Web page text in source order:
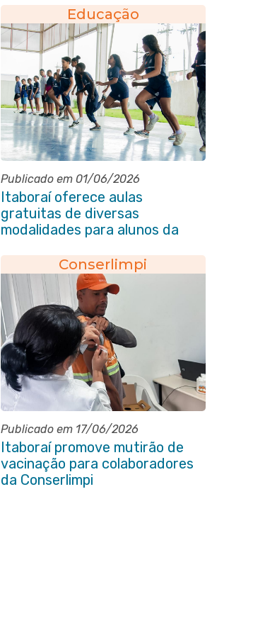
Educação
Publicado em 01/06/2026
Itaboraí oferece aulas
gratuitas de diversas
modalidades para alunos da
Conserlimpi
Publicado em 17/06/2026
Itaboraí promove mutirão de
vacinação para colaboradores
da Conserlimpi